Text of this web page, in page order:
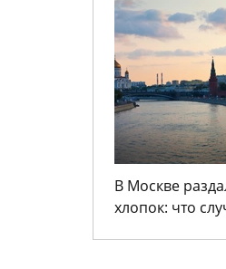
В Москве
хлопок: что